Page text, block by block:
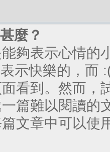
麼？
夠表示心情的
示快樂的，而
看到。然而，
篇難以閱讀的
文章中可以使